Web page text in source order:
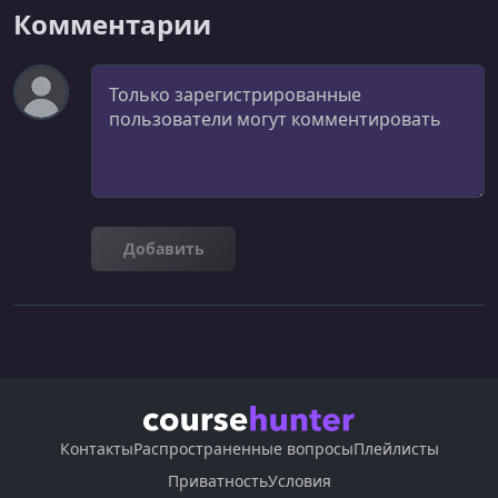
Комментарии
Комментарий
Добавить
КонтактыРаспространенные вопросыПлейлисты
ПриватностьУсловия